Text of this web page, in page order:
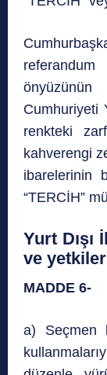
Cumhuriyeti
renkteki
kahverengi
ibarelerinin
“TERCİH”
Yurt
ve
MADDE 6-
a) Seçmen